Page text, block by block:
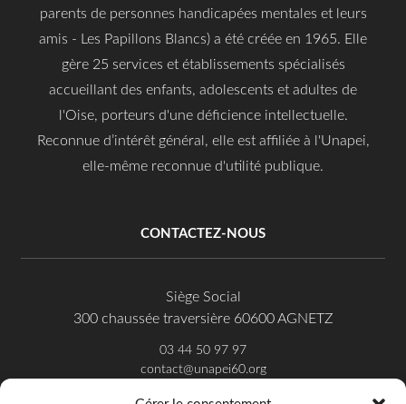
parents de personnes handicapées mentales et leurs
amis - Les Papillons Blancs) a été créée en 1965. Elle
gère 25 services et établissements spécialisés
accueillant des enfants, adolescents et adultes de
l'Oise, porteurs d'une déficience intellectuelle.
Reconnue d’intérêt général, elle est affiliée à l'Unapei,
elle-même reconnue d'utilité publique.
CONTACTEZ-NOUS
Siège Social
300 chaussée traversière 60600 AGNETZ
03 44 50 97 97
contact@unapei60.org